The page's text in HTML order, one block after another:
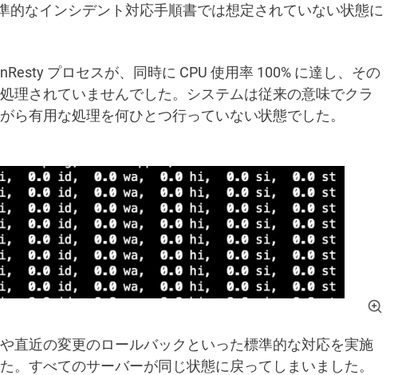
的なインシデント対応手順書では想定されていない状態に
プロセスが、同時に CPU 使用率 100% に達し、その
理されていませんでした。システムは従来の意味でクラ
ら有用な処理を何ひとつ行っていない状態でした。
直近の変更のロールバックといった標準的な対応を実施
。すべてのサーバーが同じ状態に戻ってしまいました。